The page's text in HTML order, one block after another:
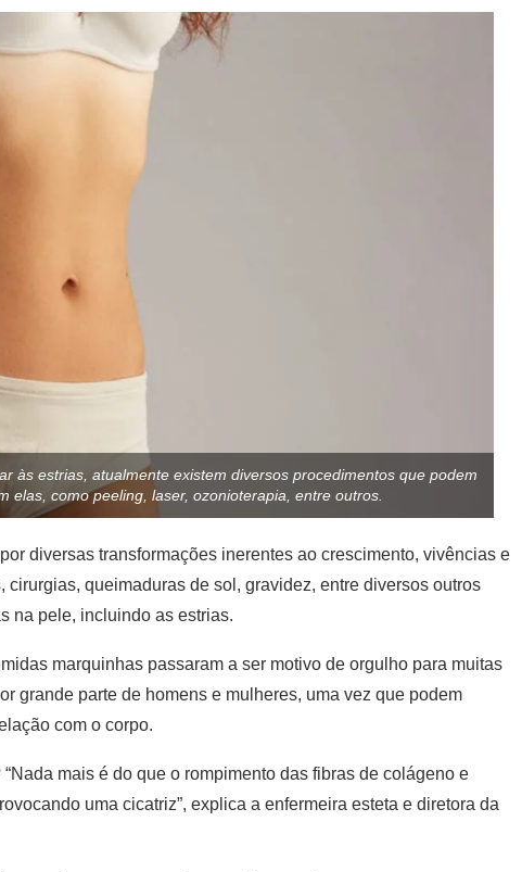
às estrias, atualmente existem diversos procedimentos que podem
elas, como peeling, laser, ozonioterapia, entre outros.
diversas transformações inerentes ao crescimento, vivências e
queimaduras de sol, gravidez, entre diversos outros
na pele, incluindo as estrias.
marquinhas passaram a ser motivo de orgulho para muitas
grande parte de homens e mulheres, uma vez que podem
com o corpo.
mais é do que o rompimento das fibras de colágeno e
uma cicatriz”, explica a enfermeira esteta e diretora da